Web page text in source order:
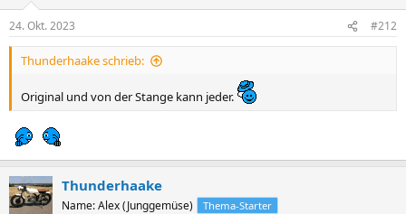
24. Okt. 2023 #212
Thunderhaake schrieb:
Original und von der Stange kann jeder.
Thunderhaake
Name: Alex (Junggemüse) Thema-Starter